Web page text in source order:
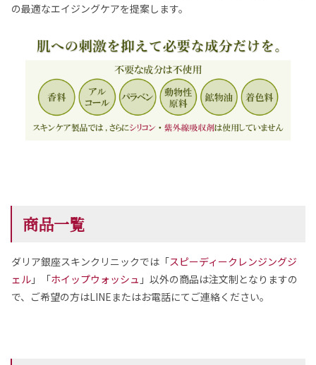
の最適なエイジングケアを提案します。
商品一覧
ダリア銀座スキンクリニックでは 「スピーディークレンジングジ
ェル 」「ホイップウォッシュ 」 以外の商品は注文制となりますの
で、ご希望の方はLINEまたはお電話にてご連絡ください。